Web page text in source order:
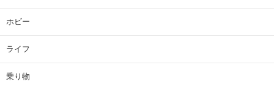
ホビー
ライフ
乗り物